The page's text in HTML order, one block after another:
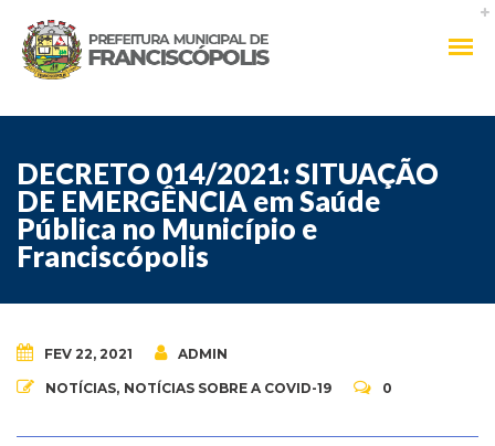
DECRETO 014/2021: SITUAÇÃO
DE EMERGÊNCIA em Saúde
Pública no Município e
Franciscópolis
FEV 22, 2021 ADMIN
NOTÍCIAS, NOTÍCIAS SOBRE A COVID-19 0